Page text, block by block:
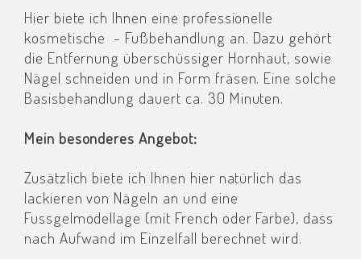
Hier biete ich Ihnen eine professionelle
kosmetische - Fußbehandlung an. Dazu gehört
die Entfernung überschüssiger Hornhaut, sowie
Nägel schneiden und in Form fräsen. Eine solche
Basisbehandlung dauert ca. 30 Minuten.
Mein besonderes Angebot:
Zusätzlich biete ich Ihnen hier natürlich das
lackieren von Nägeln an und eine
Fussgelmodellage (mit French oder Farbe), dass
nach Aufwand im Einzelfall berechnet wird.